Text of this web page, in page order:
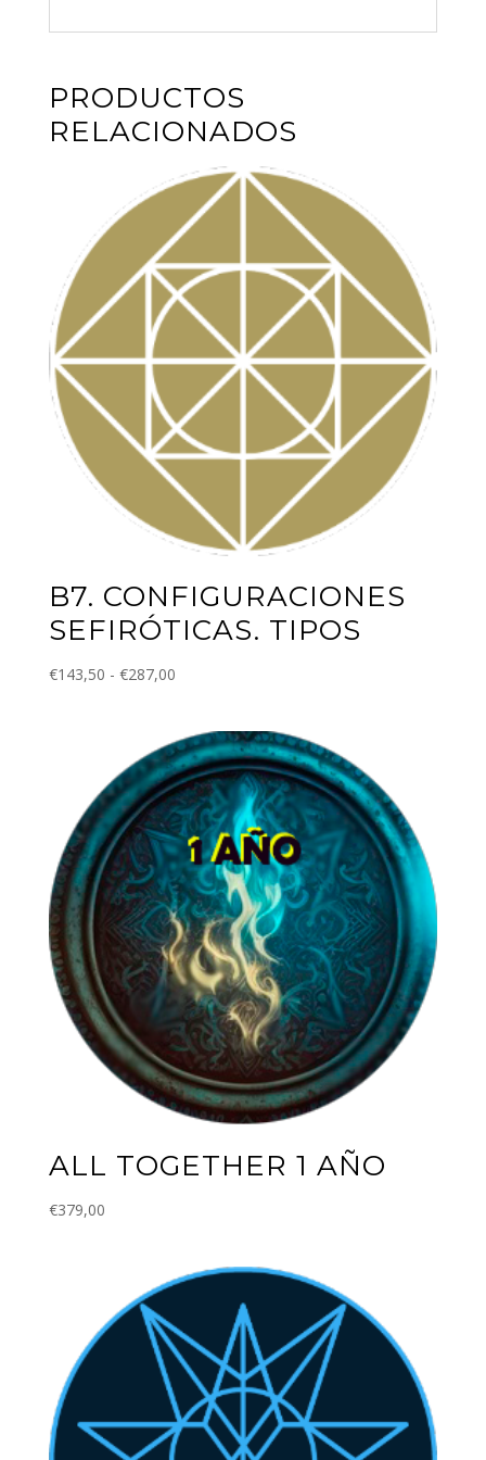
PRODUCTOS
RELACIONADOS
B7. CONFIGURACIONES
SEFIRÓTICAS. TIPOS
€143,50 - €287,00Rango
desde
€143,50
hasta
€287,00
ALL TOGETHER 1 AÑO
€379,00